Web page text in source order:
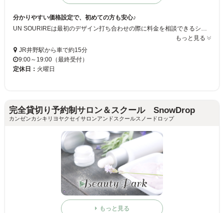
分かりやすい価格設定で、初めての方も安心♪
UN SOURIREは最初のデザイン打ち合わせの際に料金を相談できるシステムをとり入れ、お客様の希望に沿ってスタイルを提案、施術。親しみやすいネイリストが、豊富な経験と高い技術力をもってお客様のなりたいスタイルをかなえてくれます
もっと見る
JR井野駅から車で約15分
9:00～19:00（最終受付）
定休日： 火曜日
完全貸切り予約制サロン＆スクール SnowDrop
カンゼンカシキリヨヤクセイサロンアンドスクールスノードロップ
もっと見る